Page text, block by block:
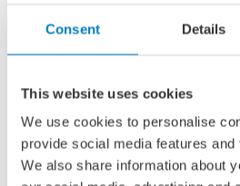
Consent Details
This website uses cookies
We use cookies to personalise
provide social media features
We also share information about
adviseert om deze projecten te
hard voor gewerkt in samenwerking
den Heijer, programmadirecteur
Maakindustrie bij Nederland
koploperprojecten is ook de